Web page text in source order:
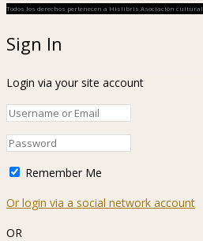
Todos los derechos pertenecen a Hislibris Asociación cultural
Sign In
Login via your site account
Remember Me
Or login via a social network account
OR